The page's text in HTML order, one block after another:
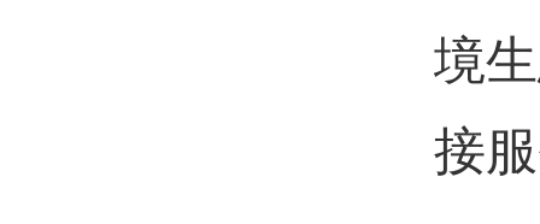
境
接